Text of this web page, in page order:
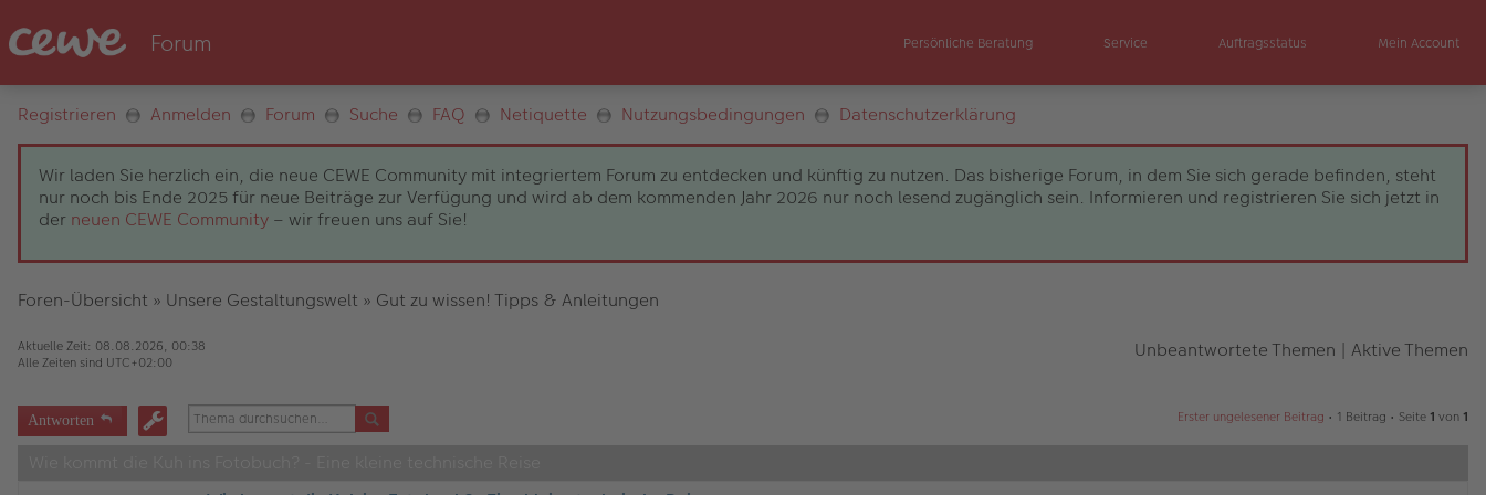
Persönliche Beratung Service Auftragsstatus Mein Account
Registrieren Anmelden Forum Suche FAQ Netiquette Nutzungsbedingungen Datenschutzerklärung
Wir laden Sie herzlich ein, die neue CEWE Community mit integriertem Forum zu entdecken und künftig zu nutzen. Das bisherige Forum, in dem Sie sich gerade befinden, steht
nur noch bis Ende 2025 für neue Beiträge zur Verfügung und wird ab dem kommenden Jahr 2026 nur noch lesend zugänglich sein. Informieren und registrieren Sie sich jetzt in
der neuen CEWE Community – wir freuen uns auf Sie!
Foren-Übersicht » Unsere Gestaltungswelt » Gut zu wissen! Tipps & Anleitungen
Aktuelle Zeit: 08.08.2026, 00:38
Alle Zeiten sind UTC+02:00 Unbeantwortete Themen | Aktive Themen
Antworten Erster ungelesener Beitrag • 1 Beitrag • Seite 1 von 1